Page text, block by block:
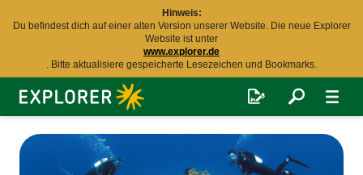
Hinweis:
Du befindest dich auf einer alten Version unserer Website. Die neue Explorer
Website ist unter
www.explorer.de
. Bitte aktualisiere gespeicherte Lesezeichen und Bookmarks.
Explorer
Fernreisen